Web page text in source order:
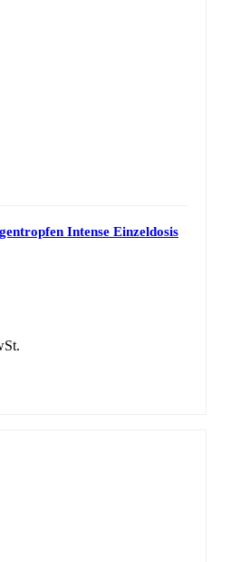
Intense Einzeldosis